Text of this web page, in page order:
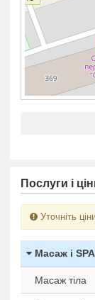
Послуги і
Уточніть
Масаж і SPA
Масаж тіла